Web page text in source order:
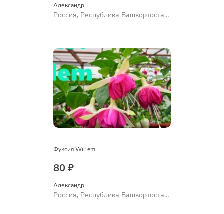
Александр
Россия, Республика Башкортостан,
Фуксия Willem
80 ₽
Александр
Россия, Республика Башкортостан,